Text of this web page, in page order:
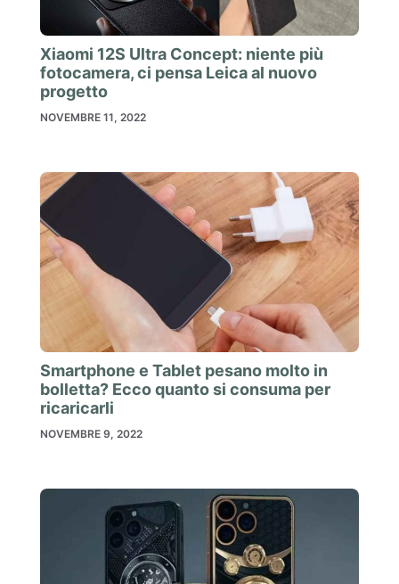
Xiaomi 12S Ultra Concept: niente più
fotocamera, ci pensa Leica al nuovo
progetto
NOVEMBRE 11, 2022
Smartphone e Tablet pesano molto in
bolletta? Ecco quanto si consuma per
ricaricarli
NOVEMBRE 9, 2022